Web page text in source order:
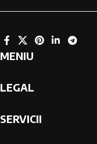
MENIU
LEGAL
SERVICII